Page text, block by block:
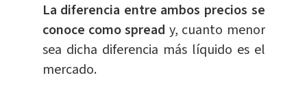
La diferencia entre ambos precios se
conoce como spread y, cuanto menor
sea dicha diferencia más líquido es el
mercado.